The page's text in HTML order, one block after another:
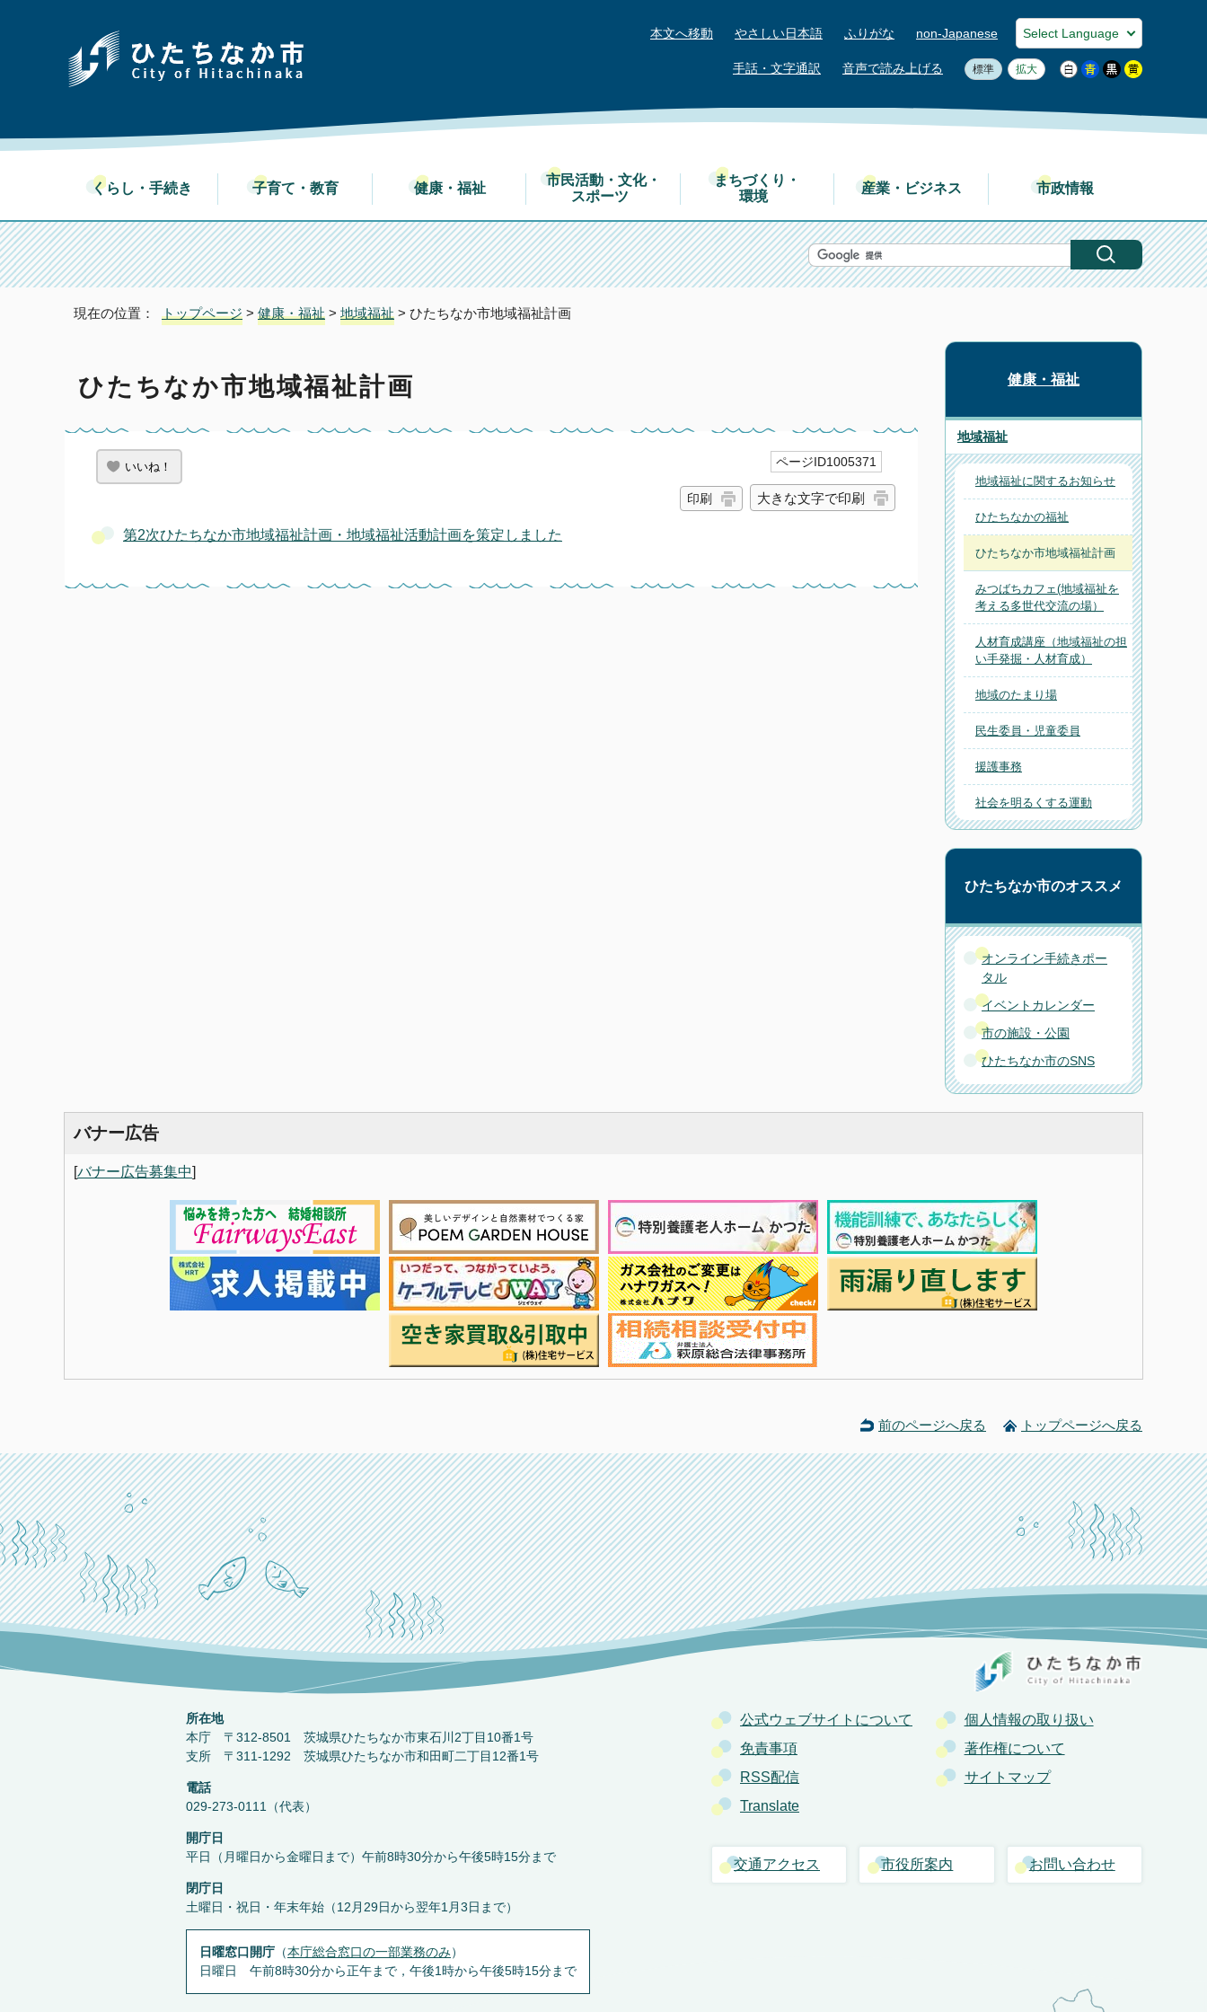
本文へ移動 やさしい日本語 ふりがな non-Japanese
手話・文字通訳 音声で読み上げる 標準 拡大
くらし・手続き 子育て・教育 健康・福祉
市民活動・文化・
スポーツ
まちづくり・
環境
産業・ビジネス 市政情報
現在の位置： トップページ > 健康・福祉 > 地域福祉 > ひたちなか市地域福祉計画
ひたちなか市地域福祉計画
いいね！ ページID1005371
印刷 大きな文字で印刷
第2次ひたちなか市地域福祉計画・地域福祉活動計画を策定しました
健康・福祉
地域福祉
地域福祉に関するお知らせ
ひたちなかの福祉
ひたちなか市地域福祉計画
みつばちカフェ(地域福祉を
考える多世代交流の場）
人材育成講座（地域福祉の担
い手発掘・人材育成）
地域のたまり場
民生委員・児童委員
援護事務
社会を明るくする運動
ひたちなか市のオススメ
オンライン手続きポー
タル
イベントカレンダー
市の施設・公園
ひたちなか市のSNS
バナー広告
[バナー広告募集中]
前のページへ戻る トップページへ戻る
公式ウェブサイトについて
個人情報の取り扱い
免責事項
著作権について
RSS配信
サイトマップ
Translate
交通アクセス 市役所案内 お問い合わせ
所在地
本庁 〒312-8501 茨城県ひたちなか市東石川2丁目10番1号
支所 〒311-1292 茨城県ひたちなか市和田町二丁目12番1号
電話
029-273-0111（代表）
開庁日
平日（月曜日から金曜日まで）午前8時30分から午後5時15分まで
閉庁日
土曜日・祝日・年末年始（12月29日から翌年1月3日まで）
日曜窓口開庁 （本庁総合窓口の一部業務のみ）
日曜日 午前8時30分から正午まで，午後1時から午後5時15分まで